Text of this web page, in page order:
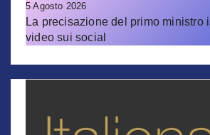
5 Agosto 2026
La precisazione del primo ministro
video sui social